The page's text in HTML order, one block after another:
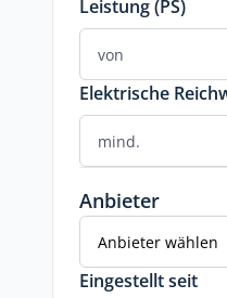
Leistung (PS)
Elektrische
Anbieter
Anbieter wählen
Eingestellt seit